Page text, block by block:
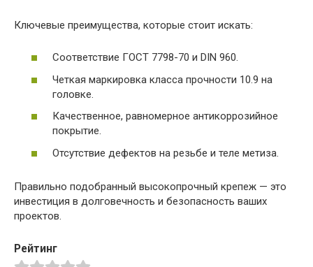
Ключевые преимущества, которые стоит искать:
Соответствие ГОСТ 7798-70 и DIN 960.
Четкая маркировка класса прочности 10.9 на
головке.
Качественное, равномерное антикоррозийное
покрытие.
Отсутствие дефектов на резьбе и теле метиза.
Правильно подобранный высокопрочный крепеж — это
инвестиция в долговечность и безопасность ваших
проектов.
Рейтинг